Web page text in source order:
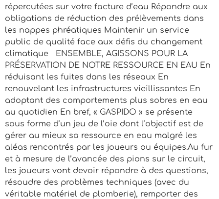
répercutées sur votre facture d’eau Répondre aux
obligations de réduction des prélèvements dans
les nappes phréatiques Maintenir un service
public de qualité face aux défis du changement
climatique ENSEMBLE, AGISSONS POUR LA
PRÉSERVATION DE NOTRE RESSOURCE EN EAU En
réduisant les fuites dans les réseaux En
renouvelant les infrastructures vieillissantes En
adoptant des comportements plus sobres en eau
au quotidien En bref, « GASPIDO » se présente
sous forme d’un jeu de l’oie dont l’objectif est de
gérer au mieux sa ressource en eau malgré les
aléas rencontrés par les joueurs ou équipes.Au fur
et à mesure de l’avancée des pions sur le circuit,
les joueurs vont devoir répondre à des questions,
résoudre des problèmes techniques (avec du
véritable matériel de plomberie), remporter des